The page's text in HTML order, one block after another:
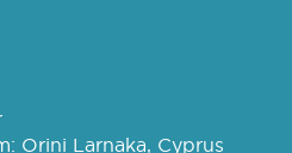
Orini Larnaka, Cyprus